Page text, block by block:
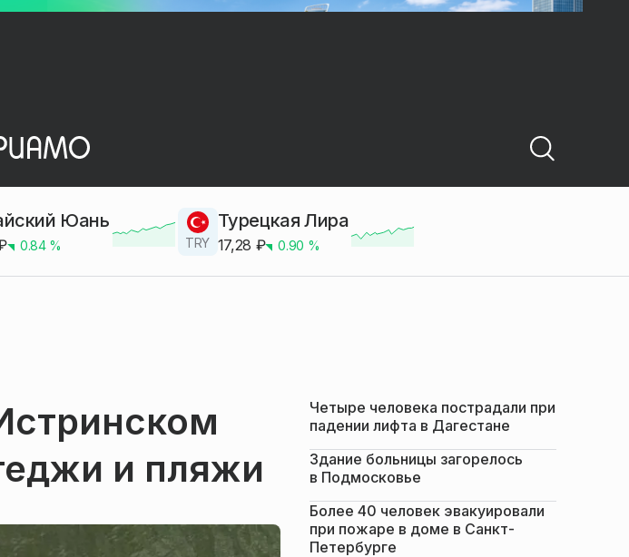
Юань
0.84% TRY
Турецкая Лира
17,28 ₽ 0.90 %
и пляжи
Четыре человека пострадали при
падении лифта в Дагестане
Здание больницы загорелось
в Подмосковье
Более 40 человек эвакуировали
при пожаре в доме в Санкт-
Петербурге